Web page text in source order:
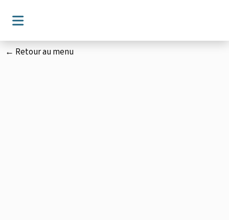
← Retour au menu